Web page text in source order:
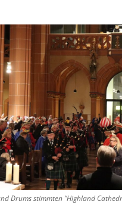
Drums stimmten “Highland